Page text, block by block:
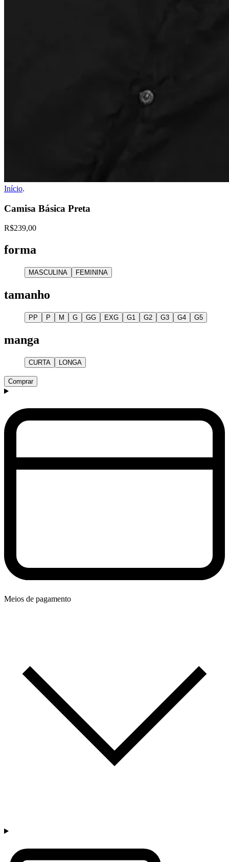
Início.
Camisa Básica Preta
R$239,00
forma
MASCULINA FEMININA
tamanho
PP P M G GG EXG G1 G2 G3 G4 G5
manga
CURTA LONGA
Comprar
Meios de pagamento